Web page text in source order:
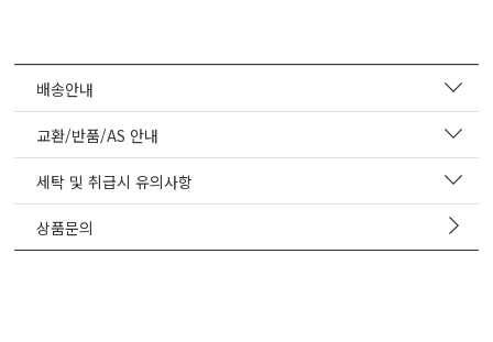
배송안내
교환/반품/AS 안내
세탁 및 취급시 유의사항
상품문의